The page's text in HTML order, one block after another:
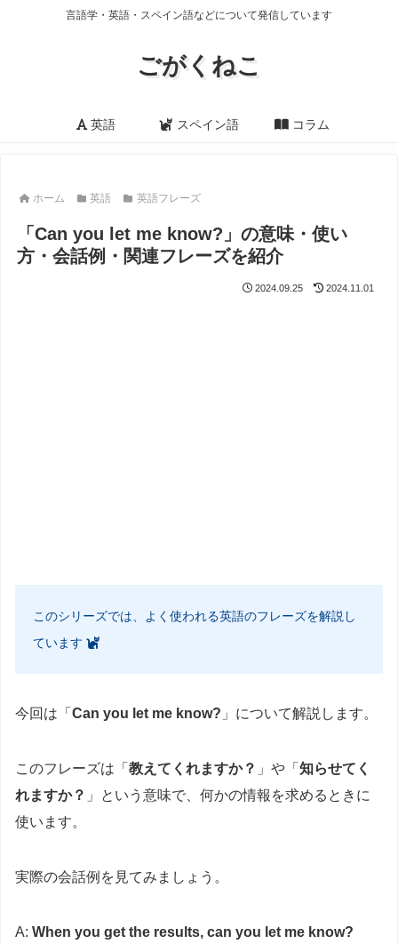
言語学・英語・スペイン語などについて発信しています
ごがくねこ
英語 スペイン語 コラム
ホーム 英語 英語フレーズ
「Can you let me know?」の意味・使い
方・会話例・関連フレーズを紹介
2024.09.25 2024.11.01
このシリーズでは、よく使われる英語のフレーズを解説し
ています
今回は「 Can you let me know? 」について解説します。
このフレーズは「 教えてくれますか？ 」や「 知らせてく
れますか？ 」という意味で、何かの情報を求めるときに
使います。
実際の会話例を見てみましょう。
A: When you get the results, can you let me know?